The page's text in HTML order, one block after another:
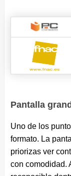
Pantalla
Uno de los
formato. La
priorizas ver
con comodidad.